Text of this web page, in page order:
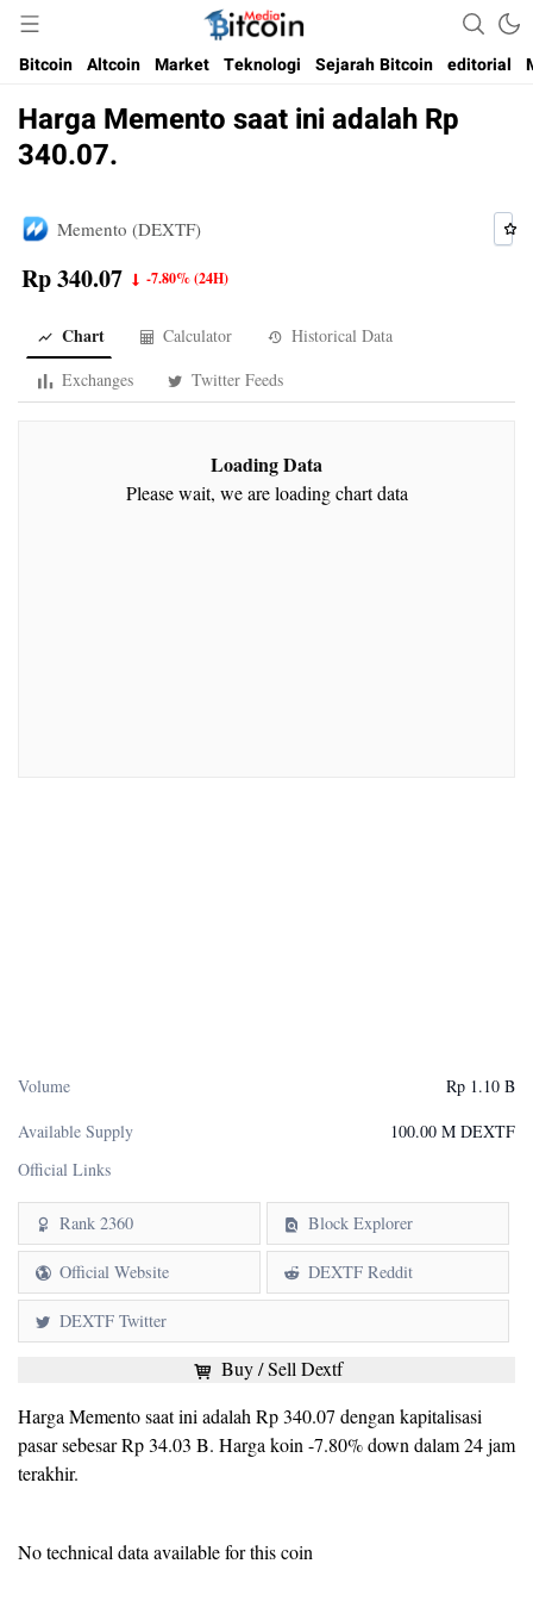
Bitcoin Media Indonesia
Media Bitcoin dan Cryptocurrency, dan Blockchain di Indonesia
Bitcoin Altcoin Market Teknologi Sejarah Bitcoin editorial
Harga Memento saat ini adalah Rp
340.07.
Memento (DEXTF)
Rp 340.07 -7.80%(24H)
Volume
Rp 1.10 B
Available Supply
100.00 M DEXTF
Official Links
Rank 2360 Block Explorer
Official Website DEXTF Reddit
DEXTF Twitter
Buy / Sell Dextf
Harga Memento saat ini adalah Rp 340.07 dengan kapitalisasi
pasar sebesar Rp 34.03 B. Harga koin -7.80% down dalam 24 jam
terakhir.
Chart Calculator
Historical Data
Exchanges
Twitter Feeds
Loading Data
Please wait, we are loading chart data
No technical data available for this coin